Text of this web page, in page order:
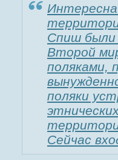
Спиш были
Второй
поляками,
поляки
Сейчас